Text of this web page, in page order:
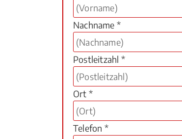
Nachname *
Postleitzahl *
Ort *
Telefon *